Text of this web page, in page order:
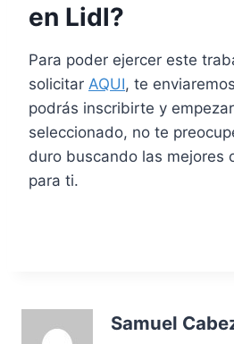
en Lidl?
Para poder ejercer este
solicitar AQUI, te
podrás inscribirte y
seleccionado, no te
duro buscando las mejores
para ti.
Samuel